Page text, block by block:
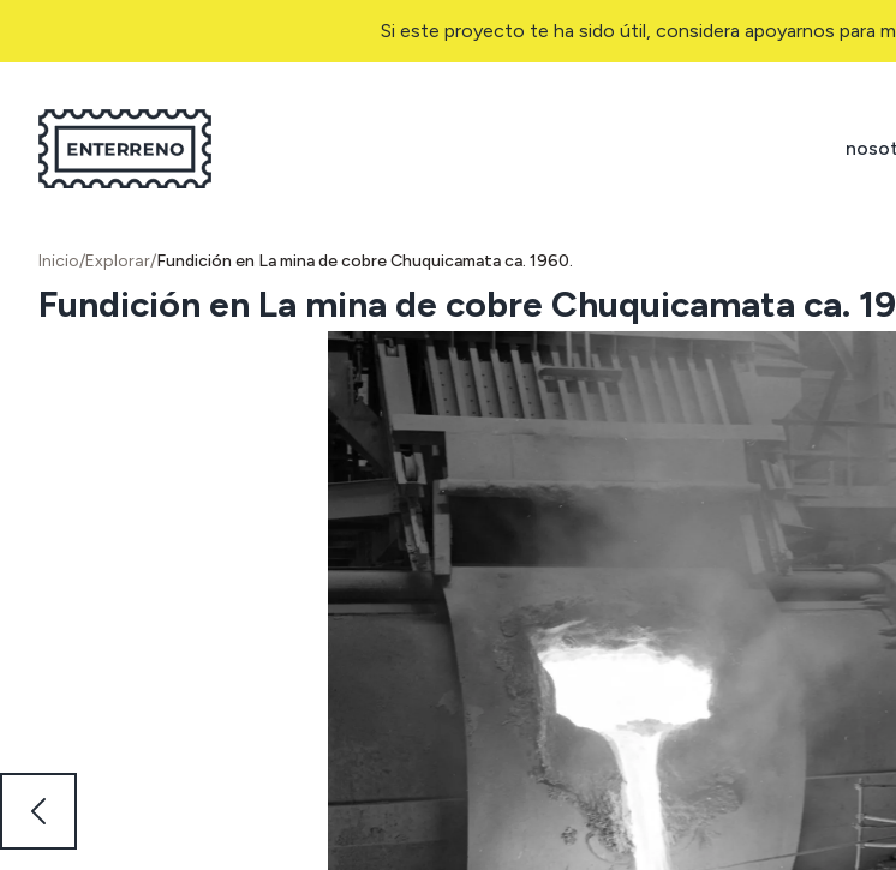
Si este proyecto te ha sido útil, considera apoyarnos para
Inicio/Explorar/Fundición en La mina de cobre Chuquicamata ca. 1960.
Fundición en La mina de cobre Chuquicamata ca.